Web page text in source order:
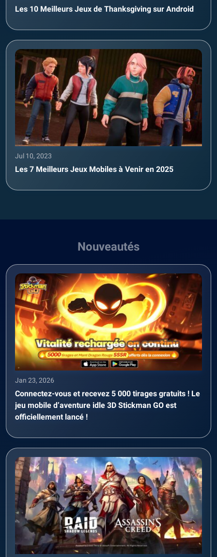
Les 10 Meilleurs Jeux de Thanksgiving sur Android
Jul 10, 2023
Les 7 Meilleurs Jeux Mobiles à Venir en 2025
Nouveautés
Jan 23, 2026
Connectez-vous et recevez 5 000 tirages gratuits ! Le
jeu mobile d’aventure idle 3D Stickman GO est
officiellement lancé !